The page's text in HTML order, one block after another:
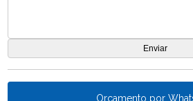
Orçamento por